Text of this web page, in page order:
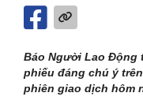
Báo Người Lao Động
phiếu đáng chú ý
phiên giao dịch hôm